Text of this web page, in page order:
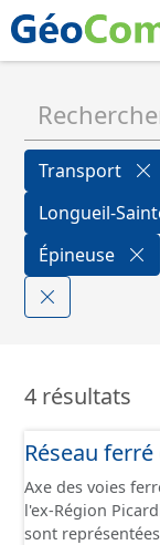
Transport
Longueil-
Épineuse
4 résultats
Réseau
Axe des voies
l'ex-Région
sont